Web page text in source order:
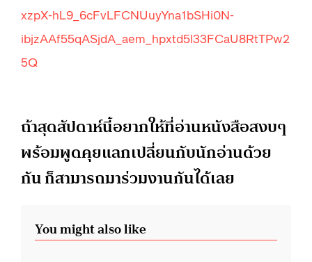
xzpX-hL9_6cFvLFCNUuyYna1bSHi0N-
ibjzAAf55qASjdA_aem_hpxtd5l33FCaU8RtTPw2
5Q
ถ้าสุดสัปดาห์นี้อยากให้ที่อ่านหนังสือสงบๆ
พร้อมพูดคุยแลกเปลี่ยนกับนักอ่านด้วย
กัน ก็สามารถมาร่วมงานกันได้เลย
You might also like